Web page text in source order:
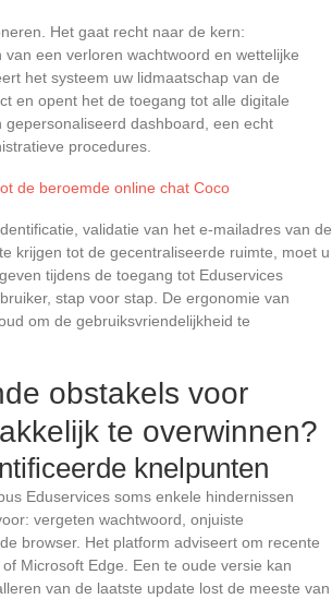
Het gaat recht naar de kern:
een verloren wachtwoord en wettelijke
het systeem uw lidmaatschap van de
en opent het de toegang tot alle digitale
dashboard, een echt
procedures.
de beroemde online chat Coco
validatie van het e-mailadres van de
krijgen tot de gecentraliseerde ruimte, moet u
tijdens de toegang tot Eduservices
stap voor stap. De ergonomie van
om de gebruiksvriendelijkheid te
obstakels voor
te overwinnen?
knelpunten
Eduservices soms enkele hindernissen
vergeten wachtwoord, onjuiste
browser. Het platform adviseert om recente
Microsoft Edge. Een te oude versie kan
van de laatste update lost de meeste van